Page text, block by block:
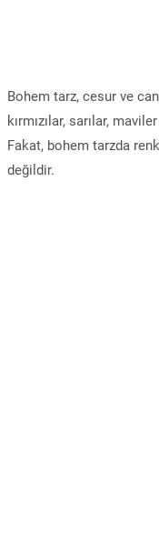
Bohem tarz, cesur ve
kırmızılar, sarılar,
Fakat, bohem tarzda
değildir.